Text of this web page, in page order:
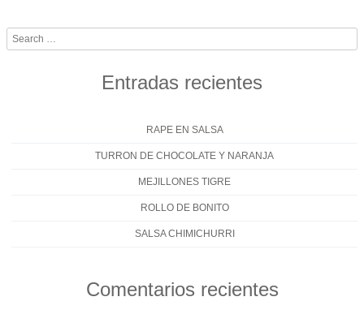
Search
Entradas recientes
RAPE EN SALSA
TURRON DE CHOCOLATE Y NARANJA
MEJILLONES TIGRE
ROLLO DE BONITO
SALSA CHIMICHURRI
Comentarios recientes